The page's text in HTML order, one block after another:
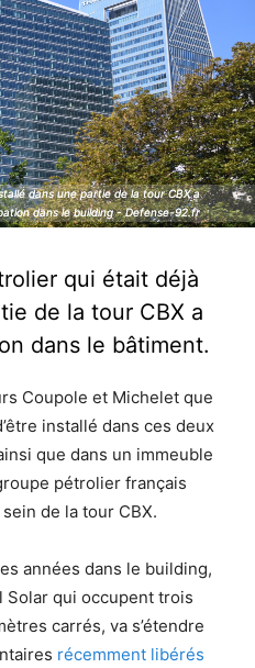
dans une partie de la tour CBX a
dans le building - Defense-92.fr
dans une partie de la tour CBX a
dans le building - Defense-92.fr
qui était déjà
de la tour CBX a
dans le bâtiment.
Coupole et Michelet que
installé dans ces deux
que dans un immeuble
pétrolier français
de la tour CBX.
années dans le building,
Solar qui occupent trois
carrés, va s’étendre
récemment libérés